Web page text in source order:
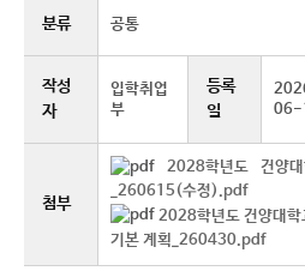
분류 공통
작성
자
입학취업
부
등록
일
06-
첨부
2028학년도 건양
_260615(수정).pdf
2028학년도 건양대학
기본 계획_260430.pdf